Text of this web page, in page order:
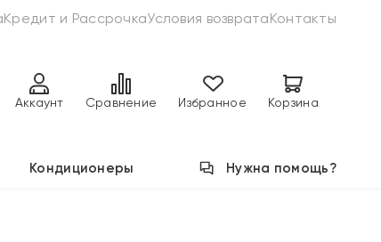
Кредит и РассрочкаУсловия возвратаКонтакты
Аккаунт Сравнение Избранное Корзина
Кондиционеры Нужна помощь?